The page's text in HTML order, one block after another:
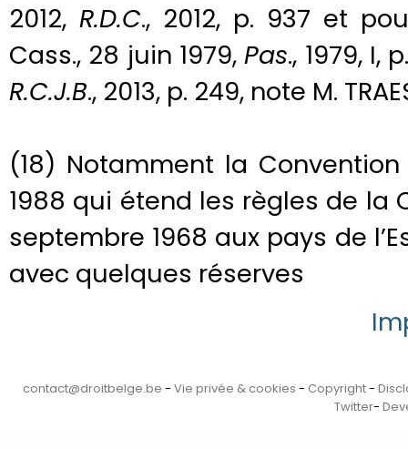
2012, R.D.C., 2012, p. 937 et
Cass., 28 juin 1979,Pas., 1979, I,
R.C.J.B., 2013, p. 249, note M.
(18) Notamment la
1988 qui étend les règles de la
septembre 1968 aux pays de
avec quelques réserves
contact@droitbelge.be - Vie privée & cookies - Copyright-
Twitter-